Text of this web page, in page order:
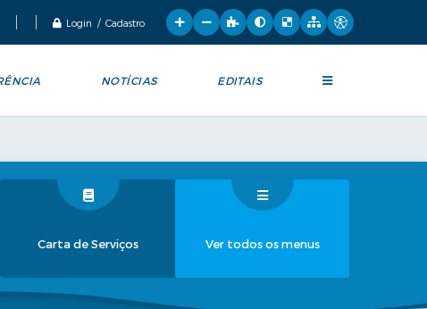
Login / Cadastro
NOTÍCIAS EDITAIS
Carta de Serviços Ver todos os menus